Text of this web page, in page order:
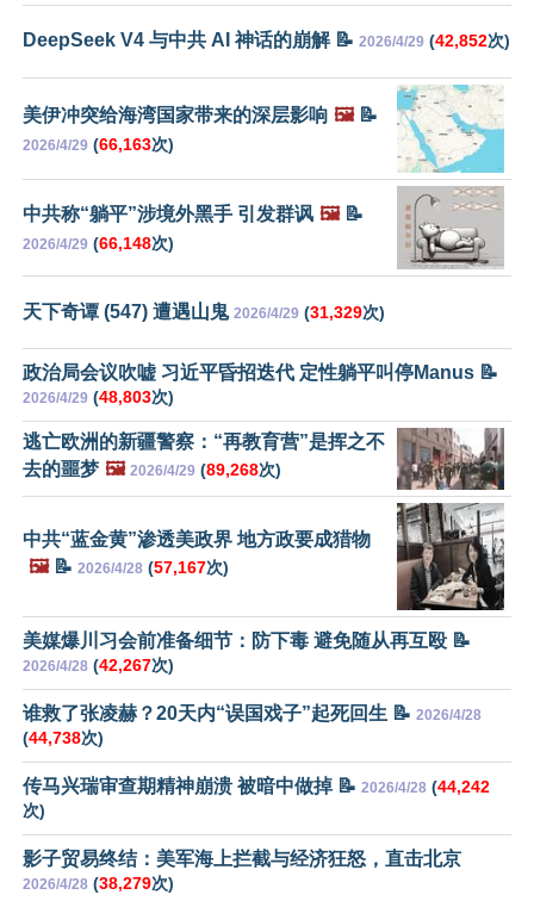
DeepSeek V4 与中共 AI 神话的崩解 📝 2026/4/29 (42,852次)
美伊冲突给海湾国家带来的深层影响 🖼️📝
2026/4/29 (66,163次)
中共称“躺平”涉境外黑手 引发群讽 🖼️📝
2026/4/29 (66,148次)
天下奇谭 (547) 遭遇山鬼 2026/4/29 (31,329次)
政治局会议吹嘘 习近平昏招迭代 定性躺平叫停Manus 📝
2026/4/29 (48,803次)
逃亡欧洲的新疆警察：“再教育营”是挥之不
去的噩梦 🖼️ 2026/4/29 (89,268次)
中共“蓝金黄”渗透美政界 地方政要成猎物
🖼️📝 2026/4/28 (57,167次)
美媒爆川习会前准备细节：防下毒 避免随从再互殴 📝
2026/4/28 (42,267次)
谁救了张凌赫？20天内“误国戏子”起死回生 📝 2026/4/28
(44,738次)
传马兴瑞审查期精神崩溃 被暗中做掉 📝 2026/4/28 (44,242
次)
影子贸易终结：美军海上拦截与经济狂怒，直击北京
2026/4/28 (38,279次)